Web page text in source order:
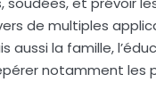
de multiples
aussi la famille,
notamment les